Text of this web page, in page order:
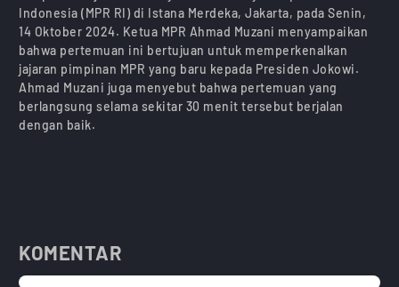
Indonesia (MPR RI) di Istana Merdeka, Jakarta, pada Senin,
14 Oktober 2024. Ketua MPR Ahmad Muzani menyampaikan
bahwa pertemuan ini bertujuan untuk memperkenalkan
jajaran pimpinan MPR yang baru kepada Presiden Jokowi.
Ahmad Muzani juga menyebut bahwa pertemuan yang
berlangsung selama sekitar 30 menit tersebut berjalan
dengan baik.
KOMENTAR